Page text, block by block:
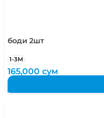
боди 2шт
1-3М
165,000сум